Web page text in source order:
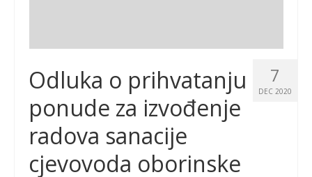
7
DEC 2020
Odluka o prihvatanju
ponude za izvođenje
radova sanacije
cjevovoda oborinske